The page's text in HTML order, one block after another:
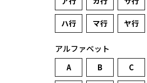
ハ行 マ行 ヤ行
アルファベット
A B C